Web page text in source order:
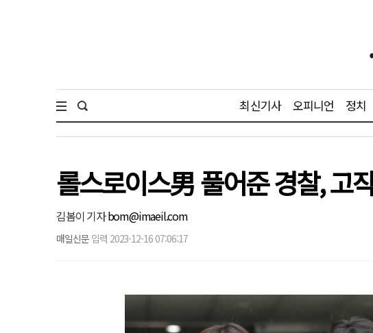
최신기사 오피니언 정치
롤스로이스男 풀어준 경찰, 고
김봄이 기자bom@imaeil.com
매일신문 입력 2023-12-16 07:06:17